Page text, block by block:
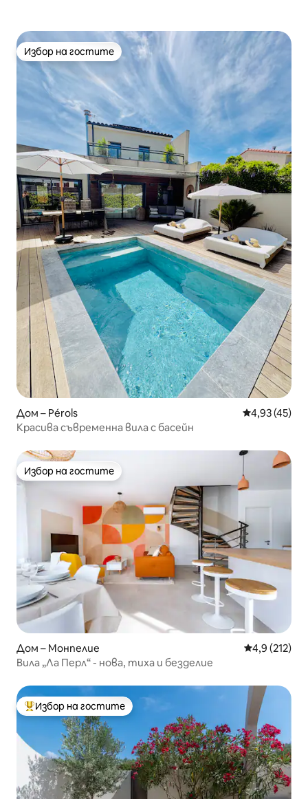
Избор на гостите
Избор на гостите
Дом – Pérols Средна
4,93 (45)
Красива съвременна вила с басейн
Избор на гостите
Избор на гостите
Дом – Монпелие Средна
4,9 (212)
Вила „Ла Перл“ - нова, тиха и безделие
Най-популярен избор на гостите
Избор на гостите